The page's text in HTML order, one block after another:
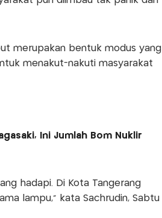
merupakan bentuk modus yang
menakut-nakuti masyarakat
Ini Jumlah Bom Nuklir
hadapi. Di Kota Tangerang
lampu,” kata Sachrudin, Sabtu